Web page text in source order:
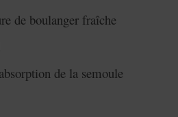
de boulanger fraîche
de la semoule